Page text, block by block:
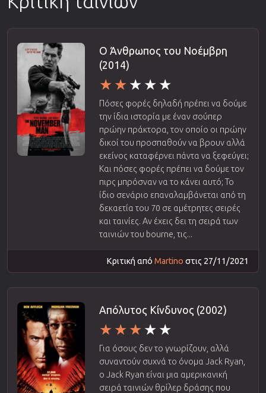
Ο Άνθρωπος του Νοέμβρη
(2014)
Πόσες φορές δηλαδή πρέπει να δούμε
την ίδια ιστορία με έναν σούπερ
πρώην πράκτορα, τον οποίο οι πρώην
δικοί του προσπαθούν να βρουν αλλά
εκείνος καταφέρνει πάντα να ξεφεύγει;
Και πόσες φορές πρέπει να δούμε τον
πιρς μπρόσναν να το κάνει αυτό; Το
ίδιο σενάριο επαναλαμβάνεται από τη
δεκαετία του 70 σε αμέτρητες σειρές
και ταινίες. Αν έχεις δει τη σειρά των
ταινιών του bourne, τις...
Κριτική από Martino στις 27/11/2021
Απόλυτος Κίνδυνος (2002)
Για όσους δεν το γνωρίζουν, αλλά
συναντούν συχνά το όνομα Jack Ryan,
ο Jack Ryan είναι μια αμερικανική
σειρά ταινιών θρίλερ δράσης που